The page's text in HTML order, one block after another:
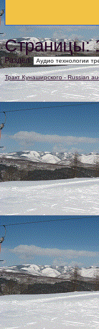
Страницы:
Раздел:
Тракт Кунаширского - Russian